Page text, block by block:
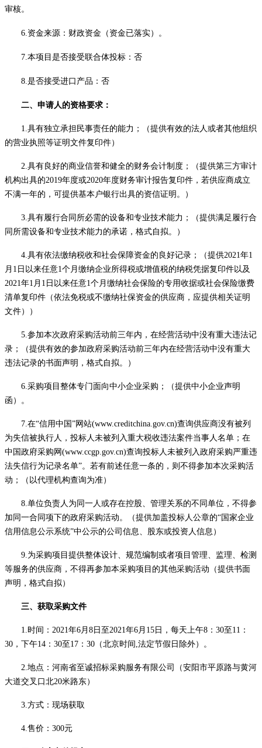
审核。
6.资金来源：财政资金（资金已落实）。
7.本项目是否接受联合体投标：否
8.是否接受进口产品：否
二、申请人的资格要求：
1.具有独立承担民事责任的能力；（提供有效的法人或者其他组织
的营业执照等证明文件复印件）
2.具有良好的商业信誉和健全的财务会计制度；（提供第三方审计
机构出具的2019年度或2020年度财务审计报告复印件，若供应商成立
不满一年的，可提供基本户银行出具的资信证明。）
3.具有履行合同所必需的设备和专业技术能力；（提供满足履行合
同所需设备和专业技术能力的承诺，格式自拟。）
4.具有依法缴纳税收和社会保障资金的良好记录；（提供2021年1
月1日以来任意1个月缴纳企业所得税或增值税的纳税凭据复印件以及
2021年1月1日以来任意1个月缴纳社会保险的专用收据或社会保险缴费
清单复印件（依法免税或不缴纳社保资金的供应商，应提供相关证明
文件））
5.参加本次政府采购活动前三年内，在经营活动中没有重大违法记
录；（提供有效的参加政府采购活动前三年内在经营活动中没有重大
违法记录的书面声明，格式自拟。）
6.采购项目整体专门面向中小企业采购；（提供中小企业声明
函）。
7.在“信用中国”网站(www.creditchina.gov.cn)查询供应商没有被列
为失信被执行人，投标人未被列入重大税收违法案件当事人名单；在
中国政府采购网(www.ccgp.gov.cn)查询投标人未被列入政府采购严重违
法失信行为记录名单”。若有前述任意一条的，则不得参加本次采购活
动；（以代理机构查询为准）
8.单位负责人为同一人或存在控股、管理关系的不同单位，不得参
加同一合同项下的政府采购活动。（提供加盖投标人公章的“国家企业
信用信息公示系统”中公示的公司信息、股东或投资人信息）
9.为采购项目提供整体设计、规范编制或者项目管理、监理、检测
等服务的供应商，不得再参加本采购项目的其他采购活动（提供书面
声明，格式自拟）
三、获取采购文件
1.时间：2021年6月 8 日至2021年6月 15 日，每天上午8：30至11：
30，下午14：30至17：30（北京时间,法定节假日除外）。
2.地点：河南省至诚招标采购服务有限公司（安阳市平原路与黄河
大道交叉口北20米路东）
3.方式： 现场获取
4.售价： 300元